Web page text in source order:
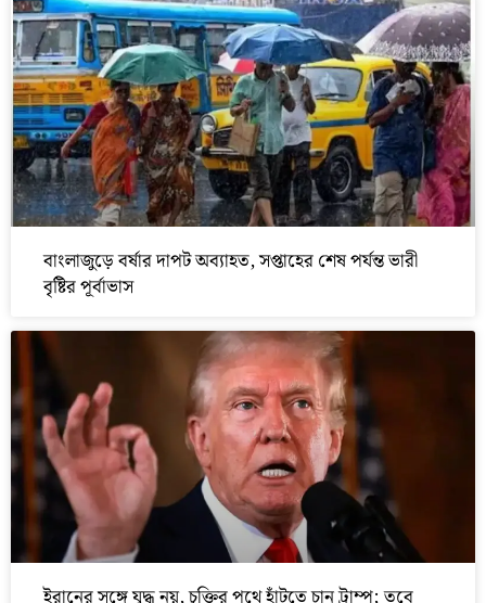
বাংলাজুড়ে বর্ষার দাপট অব্যাহত, সপ্তাহের শেষ পর্যন্ত ভারী
বৃষ্টির পূর্বাভাস